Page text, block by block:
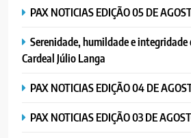
PAX NOTICIAS EDIÇÃO 05 DE
Serenidade, humildade e
Cardeal Júlio Langa
PAX NOTICIAS EDIÇÃO 04 DE
PAX NOTICIAS EDIÇÃO 03 DE